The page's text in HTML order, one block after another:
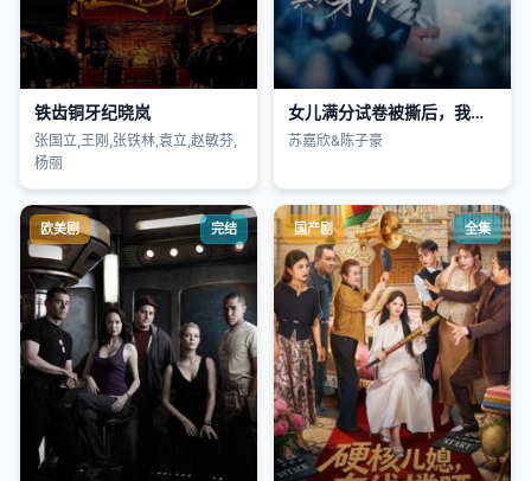
铁齿铜牙纪晓岚
张国立,王刚,张铁林,袁立,赵敏芬,
杨丽
女儿满分试卷被撕后，我亮出真实身份
苏嘉欣&陈子豪
欧美剧 完结 国产剧 全集